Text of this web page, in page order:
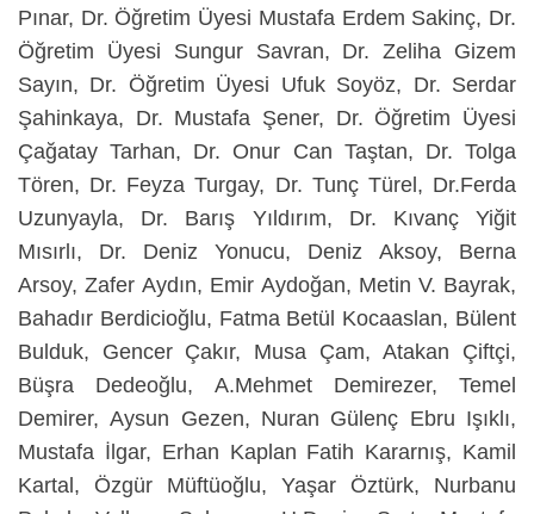
Pınar, Dr. Öğretim Üyesi Mustafa Erdem Sakinç, Dr.
Öğretim Üyesi Sungur Savran, Dr. Zeliha Gizem
Sayın, Dr. Öğretim Üyesi Ufuk Soyöz, Dr. Serdar
Şahinkaya, Dr. Mustafa Şener, Dr. Öğretim Üyesi
Çağatay Tarhan, Dr. Onur Can Taştan, Dr. Tolga
Tören, Dr. Feyza Turgay, Dr. Tunç Türel, Dr.Ferda
Uzunyayla, Dr. Barış Yıldırım, Dr. Kıvanç Yiğit
Mısırlı, Dr. Deniz Yonucu, Deniz Aksoy, Berna
Arsoy, Zafer Aydın, Emir Aydoğan, Metin V. Bayrak,
Bahadır Berdicioğlu, Fatma Betül Kocaaslan, Bülent
Bulduk, Gencer Çakır, Musa Çam, Atakan Çiftçi,
Büşra Dedeoğlu, A.Mehmet Demirezer, Temel
Demirer, Aysun Gezen, Nuran Gülenç Ebru Işıklı,
Mustafa İlgar, Erhan Kaplan Fatih Kararnış, Kamil
Kartal, Özgür Müftüoğlu, Yaşar Öztürk, Nurbanu